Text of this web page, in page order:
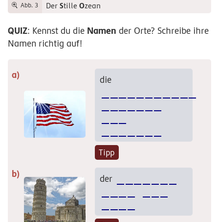
Abb. 3 Der Stille Ozean
QUIZ: Kennst du die Namen der Orte? Schreibe ihre
Namen richtig auf!
die
Tipp
der